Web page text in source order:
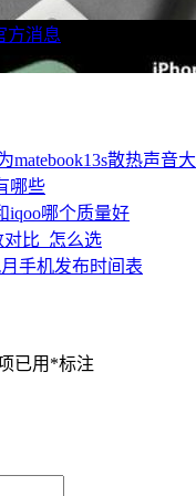
方消息
matebook13s散热声音
哪些
iqoo哪个质量好
对比_怎么选
手机发布时间表
已用 *标注